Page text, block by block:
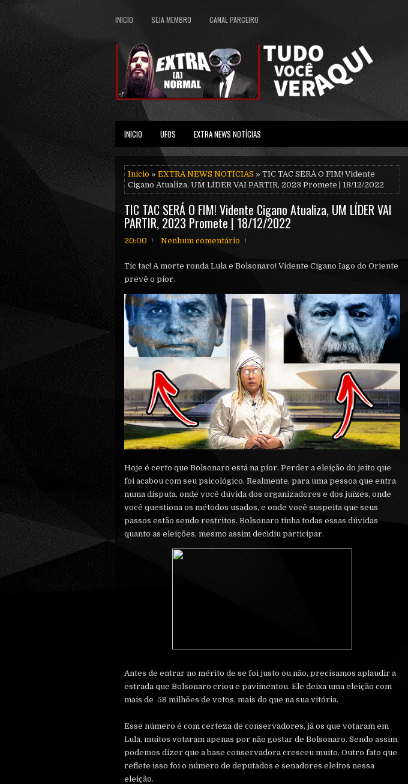
INICIO SEJA MEMBRO CANAL PARCEIRO
INICIO UFOS EXTRA NEWS NOTÍCIAS
Início » EXTRA NEWS NOTÍCIAS » TIC TAC SERÁ O FIM! Vidente
Cigano Atualiza, UM LÍDER VAI PARTIR, 2023 Promete | 18/12/2022
TIC TAC SERÁ O FIM! Vidente Cigano Atualiza, UM LÍDER VAI
PARTIR, 2023 Promete | 18/12/2022
20:00 Nenhum comentário
Tic tac! A morte ronda Lula e Bolsonaro! Vidente Cigano Iago do Oriente
prevê o pior.
Hoje é certo que Bolsonaro está na pior. Perder a eleição do jeito que
foi acabou com seu psicológico. Realmente, para uma pessoa que entra
numa disputa, onde você dúvida dos organizadores e dos juízes, onde
você questiona os métodos usados, e onde você suspeita que seus
passos estão sendo restritos. Bolsonaro tinha todas essas dúvidas
quanto as eleições, mesmo assim decidiu participar.
Antes de entrar no mérito de se foi justo ou não, precisamos aplaudir a
estrada que Bolsonaro criou e pavimentou. Ele deixa uma eleição com
mais de 58 milhões de votos, mais do que na sua vitória.
Esse número é com certeza de conservadores, já os que votaram em
Lula, muitos votaram apenas por não gostar de Bolsonaro. Sendo assim,
podemos dizer que a base conservadora cresceu muito. Outro fato que
reflete isso foi o número de deputados e senadores eleitos nessa
eleição.